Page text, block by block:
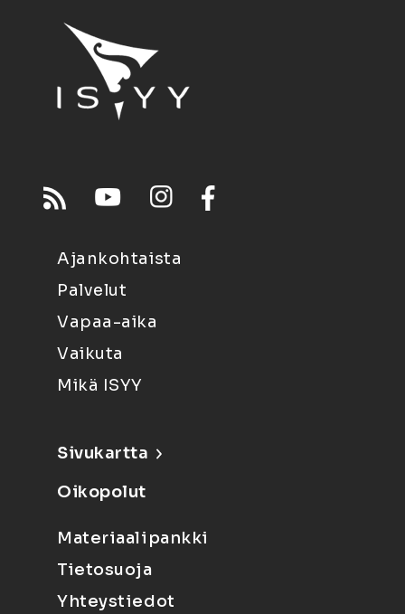
Ajankohtaista
Palvelut
Vapaa-aika
Vaikuta
Mikä ISYY
Sivukartta
Oikopolut
Materiaalipankki
Tietosuoja
Yhteystiedot